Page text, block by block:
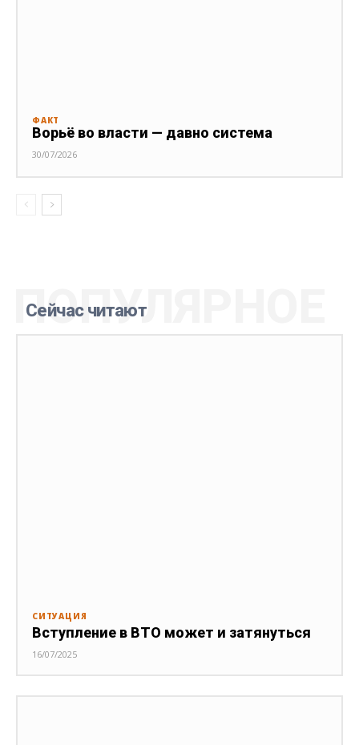
ФАКТ
Ворьё во власти — давно система
30/07/2026
Сейчас читают
ПОПУЛЯРНОЕ
СИТУАЦИЯ
Вступление в ВТО может и затянуться
16/07/2025